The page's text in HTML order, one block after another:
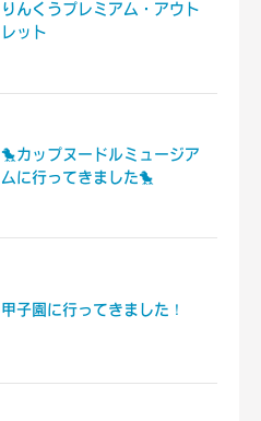
りんくうプレミアム・アウト
レット
🐤カップヌードルミュージア
ムに行ってきました🐤
甲子園に行ってきました！